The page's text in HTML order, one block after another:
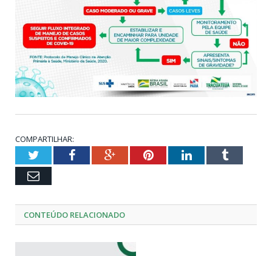
COMPARTILHAR:
TwitterFacebookGoogle+PinterestLinkedInTumblr
Email
CONTEÚDO RELACIONADO